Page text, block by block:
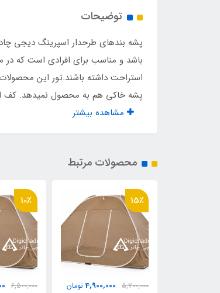
نوع تور
اقلام همراه
توضیحات
پشه‌ بندهای طرحدار اسپرینگ دیجی
باشد و مناسب برای افرادی است که در
استراحت داشته باشند.تور این
پشه خاکی هم به محصول نمیدهد. کف
مشاهده بیشتر
محصولات مرتبط
15٪
5,700,000
4,900,000 تومان
10٪
6,500,000